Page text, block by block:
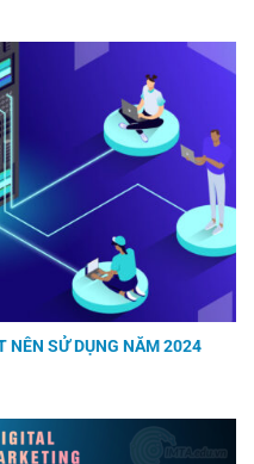
NÊN SỬ DỤNG NĂM 2024